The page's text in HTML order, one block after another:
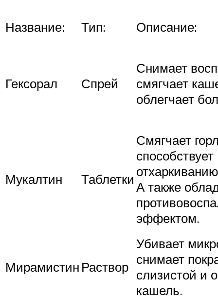
Название: Тип: Описание:
Гексорал Спрей
Снимает
смягчает
облегчает
Мукалтин Таблетки
Смягчает
способствует
А также
эффектом.
Мирамистин Раствор
Убивает
снимает
слизистой и
кашель.